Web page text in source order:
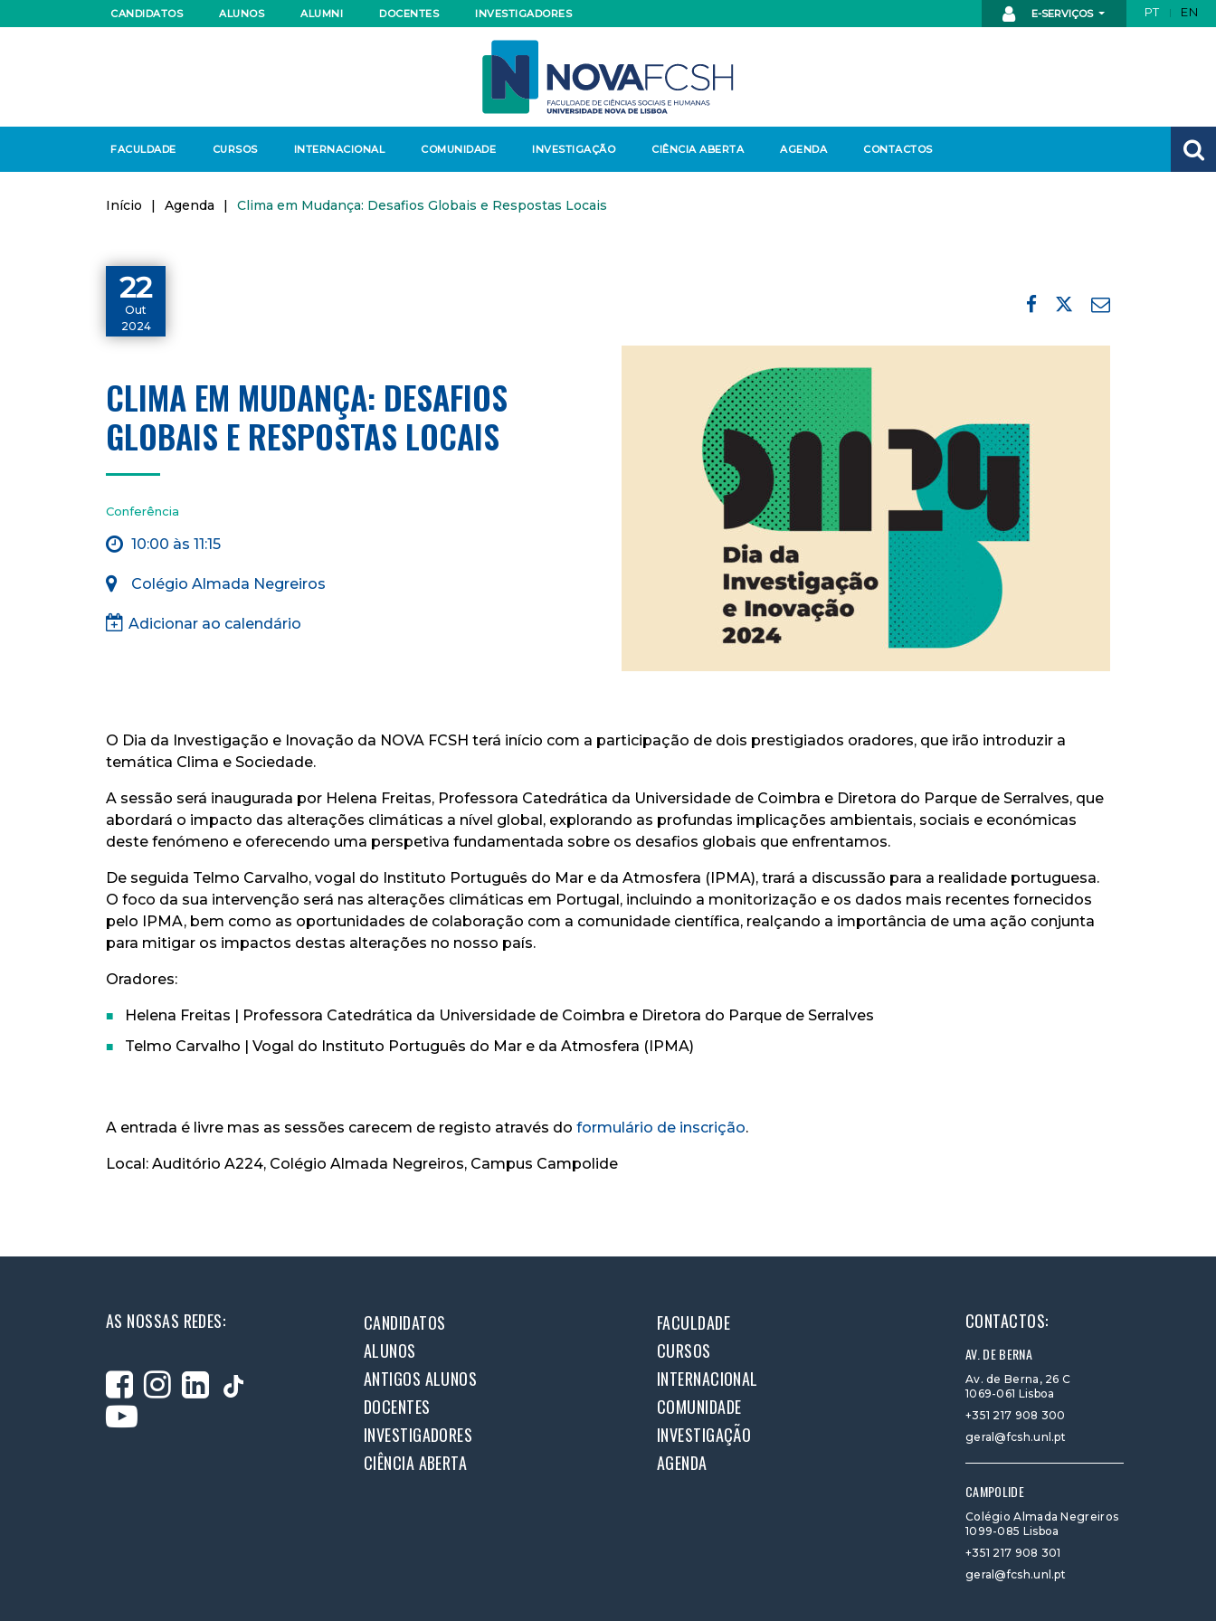
E-SERVIÇOS PT EN
CANDIDATOS ALUNOS ALUMNI DOCENTES INVESTIGADORES
FACULDADE CURSOS INTERNACIONAL COMUNIDADE INVESTIGAÇÃO CIÊNCIA ABERTA AGENDA CONTACTOS
Início | Agenda | Clima em Mudança: Desafios Globais e Respostas Locais
22
Out
2024
CLIMA EM MUDANÇA: DESAFIOS
GLOBAIS E RESPOSTAS LOCAIS
Conferência
10:00 às 11:15
Colégio Almada Negreiros
Adicionar ao calendário
O Dia da Investigação e Inovação da NOVA FCSH terá início com a participação de dois prestigiados oradores, que irão introduzir a
temática Clima e Sociedade.
A sessão será inaugurada por Helena Freitas, Professora Catedrática da Universidade de Coimbra e Diretora do Parque de Serralves, que
abordará o impacto das alterações climáticas a nível global, explorando as profundas implicações ambientais, sociais e económicas
deste fenómeno e oferecendo uma perspetiva fundamentada sobre os desafios globais que enfrentamos.
De seguida Telmo Carvalho, vogal do Instituto Português do Mar e da Atmosfera (IPMA), trará a discussão para a realidade portuguesa.
O foco da sua intervenção será nas alterações climáticas em Portugal, incluindo a monitorização e os dados mais recentes fornecidos
pelo IPMA, bem como as oportunidades de colaboração com a comunidade científica, realçando a importância de uma ação conjunta
para mitigar os impactos destas alterações no nosso país.
Oradores:
Helena Freitas | Professora Catedrática da Universidade de Coimbra e Diretora do Parque de Serralves
Telmo Carvalho | Vogal do Instituto Português do Mar e da Atmosfera (IPMA)
A entrada é livre mas as sessões carecem de registo através do formulário de inscrição.
Local: Auditório A224, Colégio Almada Negreiros, Campus Campolide
AS NOSSAS REDES: CANDIDATOS
FACULDADE
ALUNOS
CURSOS
ANTIGOS ALUNOS
INTERNACIONAL
DOCENTES
COMUNIDADE
INVESTIGADORES
INVESTIGAÇÃO
CIÊNCIA ABERTA
AGENDA
CONTACTOS:
AV. DE BERNA
Av. de Berna, 26 C
1069-061 Lisboa
+351 217 908 300
geral@fcsh.unl.pt
CAMPOLIDE
Colégio Almada Negreiros
1099-085 Lisboa
+351 217 908 301
geral@fcsh.unl.pt